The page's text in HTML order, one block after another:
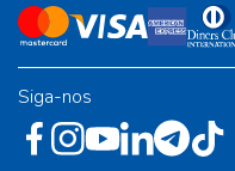
Siga-nos